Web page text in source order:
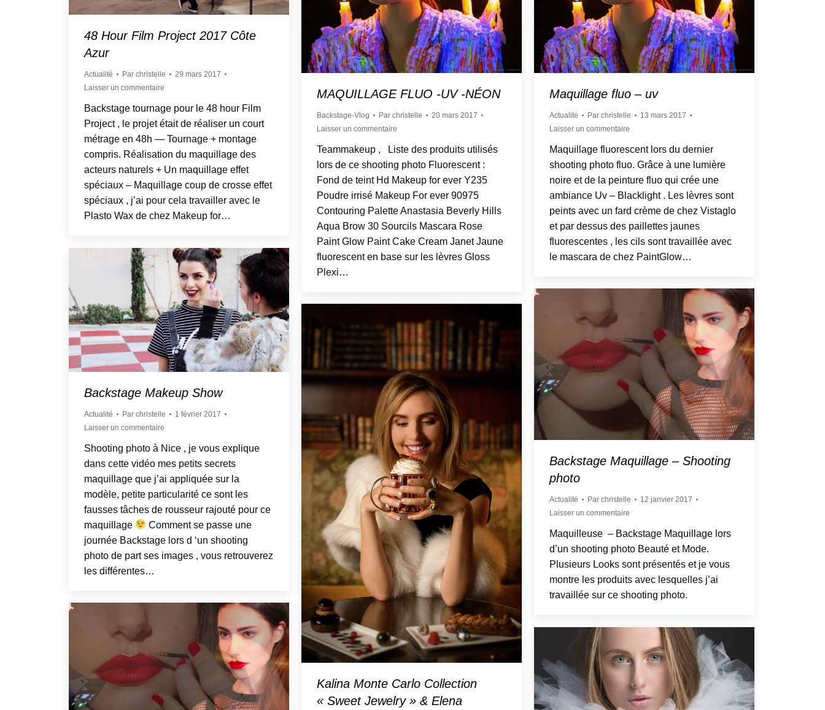
48 Hour Film Project 2017 Côte
Azur
Actualité Par christelle
29 mars 2017
Laisser un commentaire
Backstage tournage pour le 48 hour Film
Project , le projet était de réaliser un court
métrage en 48h — Tournage + montage
compris. Réalisation du maquillage des
acteurs naturels + Un maquillage effet
spéciaux – Maquillage coup de crosse effet
spéciaux , j’ai pour cela travailler avec le
Plasto Wax de chez Makeup for…
MAQUILLAGE FLUO -UV -NÉON
Backstage-Vlog Par christelle
20 mars 2017
Laisser un commentaire
Teammakeup , Liste des produits utilisés
lors de ce shooting photo Fluorescent :
Fond de teint Hd Makeup for ever Y235
Poudre irrisé Makeup For ever 90975
Contouring Palette Anastasia Beverly Hills
Aqua Brow 30 Sourcils Mascara Rose
Paint Glow Paint Cake Cream Janet Jaune
fluorescent en base sur les lèvres Gloss
Plexi…
Maquillage fluo – uv
Actualité Par christelle
13 mars 2017
Laisser un commentaire
Maquillage fluorescent lors du dernier
shooting photo fluo. Grâce à une lumière
noire et de la peinture fluo qui crée une
ambiance Uv – Blacklight . Les lèvres sont
peints avec un fard crème de chez Vistaglo
et par dessus des paillettes jaunes
fluorescentes , les cils sont travaillée avec
le mascara de chez PaintGlow…
Backstage Makeup Show
Actualité Par christelle
1 février 2017
Laisser un commentaire
Shooting photo à Nice , je vous explique
dans cette vidéo mes petits secrets
maquillage que j’ai appliquée sur la
modèle, petite particularité ce sont les
fausses tâches de rousseur rajouté pour ce
maquillage
Comment se passe une
journée Backstage lors d ‘un shooting
photo de part ses images , vous retrouverez
les différentes…
Backstage Maquillage – Shooting
photo
Actualité Par christelle
12 janvier 2017
Laisser un commentaire
Maquilleuse – Backstage Maquillage lors
d’un shooting photo Beauté et Mode.
Plusieurs Looks sont présentés et je vous
montre les produits avec lesquelles j’ai
travaillée sur ce shooting photo.
Kalina Monte Carlo Collection
« Sweet Jewelry » & Elena